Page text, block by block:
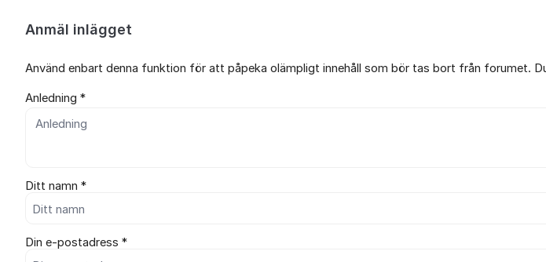
Anmäl inlägget
Använd enbart denna funktion för att påpeka olämpligt innehåll som bör tas bort från forumet.
Anledning *
Ditt namn *
Din e-postadress *